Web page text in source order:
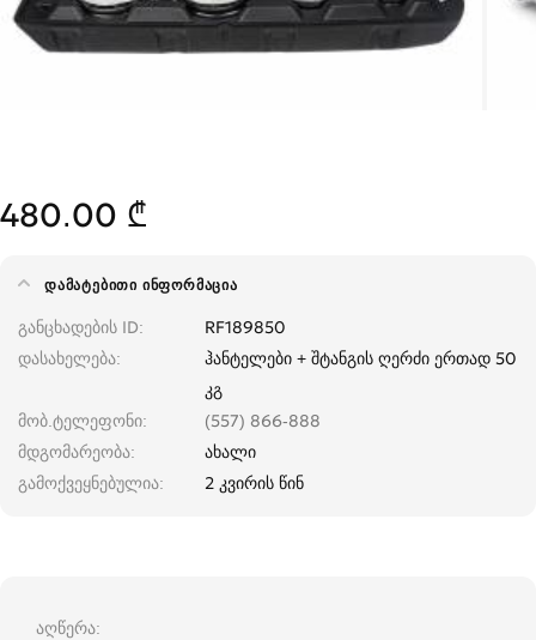
480.00 ₾
ᲓᲐᲛᲐᲢᲔᲑᲘᲗᲘ ᲘᲜᲤᲝᲠᲛᲐᲪᲘᲐ
განცხადების ID
RF189850
დასახელება
ჰანტელები + შტანგის ღერძი ერთად 50
კგ
მობ.ტელეფონი
(557) 866-888
მდგომარეობა
ახალი
გამოქვეყნებულია
2 კვირის წინ
აღწერა